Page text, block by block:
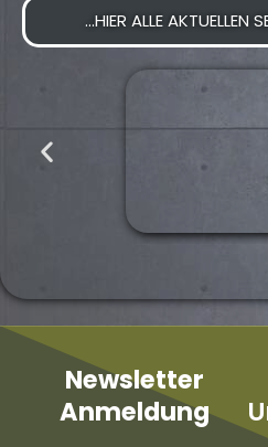
...HIER ALLE AKTUELLEN
Newsletter
Anmeldung